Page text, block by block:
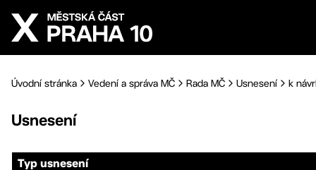
Přejít na hlavní obsah
Úvodní stránka Vedení a správa MČ Rada MČ Usnesení k
Usnesení
Typ usnesení